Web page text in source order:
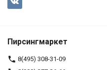
Пирсингмаркет
8(495) 308-31-09